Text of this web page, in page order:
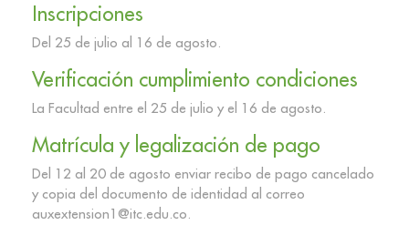
Inscripciones
Del 25 de julio al 16 de agosto.
Verificación cumplimiento condiciones
La Facultad entre el 25 de julio y el 16 de agosto.
Matrícula y legalización de pago
Del 12 al 20 de agosto enviar recibo de pago cancelado
y copia del documento de identidad al correo
auxextension1@itc.edu.co.